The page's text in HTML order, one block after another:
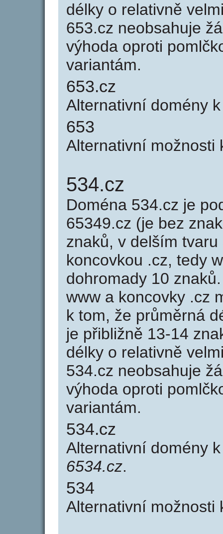
délky o relativně
653.cz neobsahuje
výhoda oproti
variantám.
653.cz
Alternativní domény
653
Alternativní
534.cz
Doména 534.cz je
65349.cz (je bez
znaků, v delším
koncovkou .cz, tedy
dohromady 10
www a koncovky .cz
k tom, že průměrná
je přibližně 13-14
délky o relativně
534.cz neobsahuje
výhoda oproti
variantám.
534.cz
Alternativní domény
6534.cz.
534
Alternativní